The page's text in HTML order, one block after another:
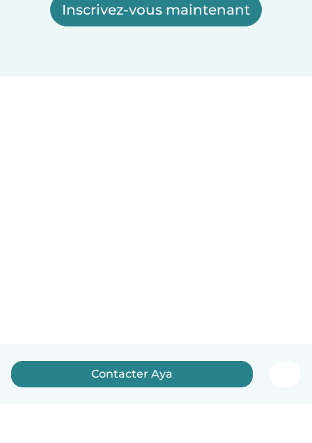
Inscrivez-vous maintenant
Contacter Aya